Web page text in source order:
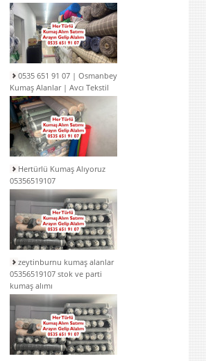
0535 651 91 07 | Osmanbey
Kumaş Alanlar | Avcı Tekstil
Hertürlü Kumaş Alıyoruz
05356519107
zeytinburnu kumaş alanlar
05356519107 stok ve parti
kumaş alımı